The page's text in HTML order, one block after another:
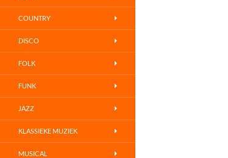
COUNTRY
DISCO
FOLK
FUNK
JAZZ
KLASSIEKE MUZIEK
MUSICAL